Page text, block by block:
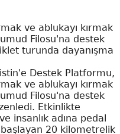
ve ablukayı kırmak
Filosu'na destek
turunda dayanışma
Destek Platformu,
ve ablukayı kırmak
Filosu'na destek
Etkinlikte
insanlık adına pedal
20 kilometrelik